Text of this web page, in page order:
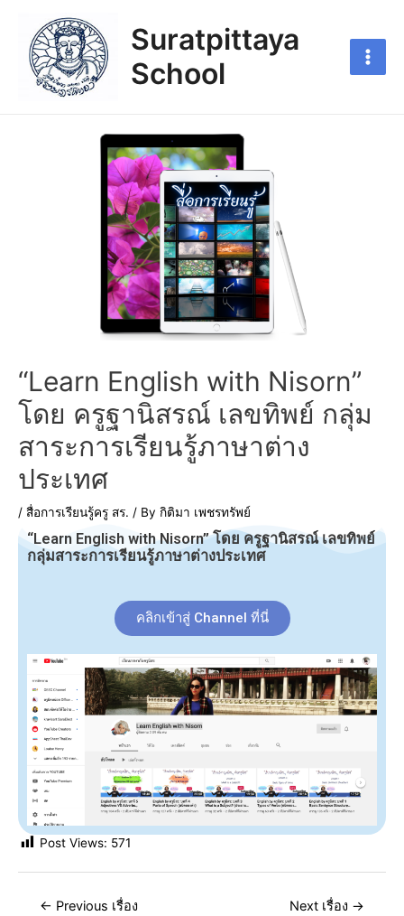
Suratpittaya
School
“Learn English with Nisorn”
โดย ครูฐานิสรณ์ เลขทิพย์ กลุ่ม
สาระการเรียนรู้ภาษาต่าง
ประเทศ
/ สื่อการเรียนรู้ครู สร. / By กิติมา เพชรทรัพย์
“Learn English with Nisorn” โดย ครูฐานิสรณ์ เลขทิพย์
กลุ่มสาระการเรียนรู้ภาษาต่างประเทศ
คลิกเข้าสู่ Channel ที่นี่
Post Views: 571
← Previous เรื่อง Next เรื่อง →